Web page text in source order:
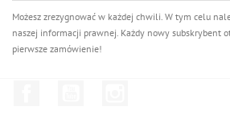
Możesz zrezygnować w każdej chwili. W tym celu
naszej informacji prawnej. Każdy nowy subskrybent
pierwsze zamówienie!